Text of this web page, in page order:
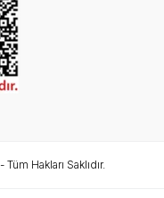
- Tüm Hakları Saklıdır.